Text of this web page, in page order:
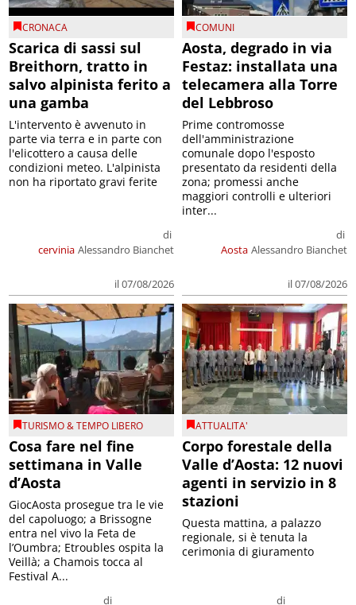
CRONACA
Scarica di sassi sul
Breithorn, tratto in
salvo alpinista ferito a
una gamba
cervinia
di
Alessandro Bianchet
il 07/08/2026
L'intervento è avvenuto in
parte via terra e in parte con
l'elicottero a causa delle
condizioni meteo. L'alpinista
non ha riportato gravi ferite
COMUNI
Aosta, degrado in via
Festaz: installata una
telecamera alla Torre
del Lebbroso
Aosta
di
Alessandro Bianchet
il 07/08/2026
Prime contromosse
dell'amministrazione
comunale dopo l'esposto
presentato da residenti della
zona; promessi anche
maggiori controlli e ulteriori
inter...
TURISMO & TEMPO LIBERO
Cosa fare nel fine
settimana in Valle
d’Aosta
di
GiocAosta prosegue tra le vie
del capoluogo; a Brissogne
entra nel vivo la Feta de
l’Oumbra; Etroubles ospita la
Veillà; a Chamois tocca al
Festival A...
ATTUALITA'
Corpo forestale della
Valle d’Aosta: 12 nuovi
agenti in servizio in 8
stazioni
di
Questa mattina, a palazzo
regionale, si è tenuta la
cerimonia di giuramento